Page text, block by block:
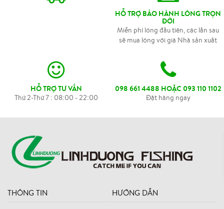
sợi carbon nên có độ bền cao, rất nhỏ gọn .
Thích hợp câu ao hồ sông suối. Cần được
thiết kế nhẹ nhàng tạo cảm giác chân thực
khi giật được cá dù trọng lượng nhỏ. Giá :
Cần từ 2.7m giá 95K Cần từ 3.6m giá 135K
HỖ TRỢ BẢO HÀNH LÓNG TRỌN
ĐỜI
Miễn phí lóng đầu tiên, các lần sau
sẽ mua lóng với giá Nhà sản xuất
HỖ TRỢ TƯ VẤN
Thứ 2-Thứ 7 : 08:00 - 22:00
098 661 4488 HOẶC 093 110 1102
Đặt hàng ngay
THÔNG TIN HƯỚNG DẪN